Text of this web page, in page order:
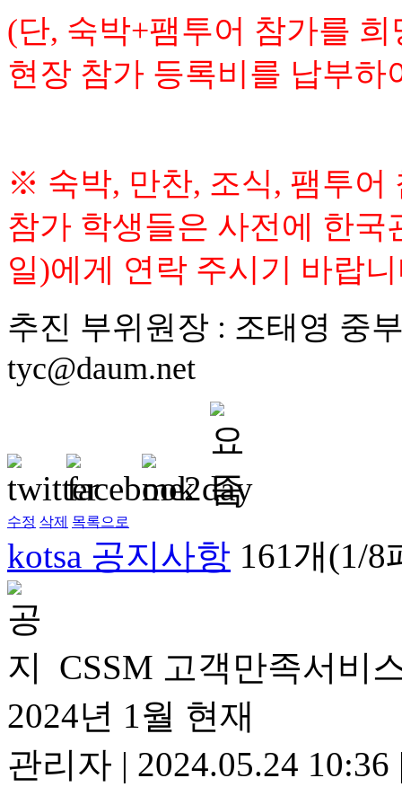
(단, 숙박+팸투어 참가를
현장 참가 등록비를 납부하
※ 숙박, 만찬, 조식, 팸투어
참가 학생들은 사전에 한
일)에게 연락 주시기 바랍
추진 부위원장 : 조태영 중
tyc@daum.net
수정 삭제 목록으로
kotsa 공지사항 161개(1/8
CSSM 고객만족서비
2024년 1월 현재
관리자 | 2024.05.24 10:36